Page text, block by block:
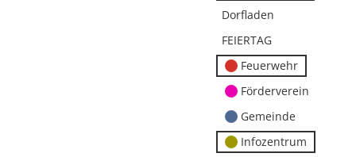
Dorfladen
FEIERTAG
Feuerwehr
Förderverein
Gemeinde
Infozentrum